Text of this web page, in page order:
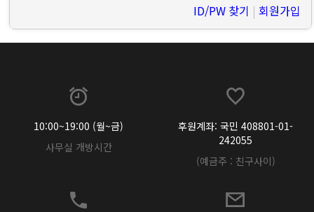
ID/PW 찾기 | 회원가입
10:00~19:00 (월~금)
사무실 개방시간
후원계좌: 국민 408801-01-
242055
(예금주 : 친구사이)